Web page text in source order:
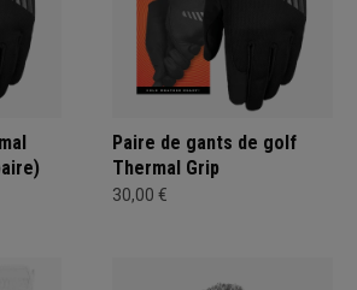
Paire de gants de golf
Thermal Grip
30,00 €